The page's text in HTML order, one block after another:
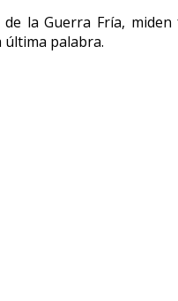
Guerra Fría, miden
última palabra.